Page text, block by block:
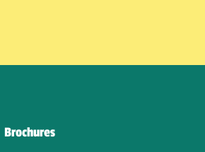
Brochures